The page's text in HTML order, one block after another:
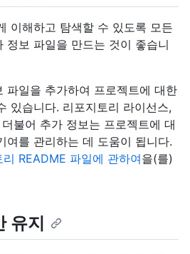
이해하고 탐색할 수 있도록 모든
정보 파일을 만드는 것이 좋습니
파일을 추가하여 프로젝트에 대한
있습니다. 리포지토리 라이선스,
불어 추가 정보는 프로젝트에 대
여를 관리하는 데 도움이 됩니다.
리 README 파일에 관하여을(를)
유지